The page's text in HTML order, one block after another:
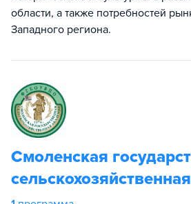
области, а также потребностей
Западного региона.
Смоленская